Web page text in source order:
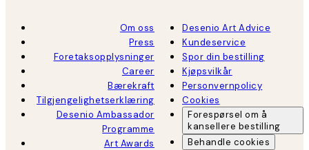
Om oss
Press
Foretaksopplysninger
Career
Bærekraft
Tilgjengelighetserklæring
Desenio Ambassador
Programme
Art Awards
Desenio Art Advice
Kundeservice
Spor din bestilling
Kjøpsvilkår
Personvernpolicy
Cookies
Forespørsel om å
kansellere bestilling
Behandle cookies